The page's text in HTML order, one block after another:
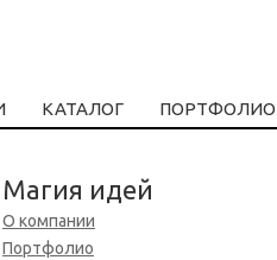
КАТАЛОГ ПОРТФОЛИО
Магия идей
О компании
Портфолио